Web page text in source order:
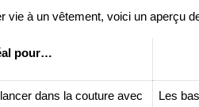
à un vêtement, voici un aperçu
pour…
dans la couture avec
Les